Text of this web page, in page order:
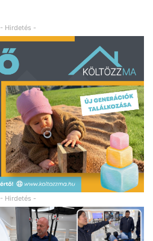
- Hirdetés -
- Hirdetés -